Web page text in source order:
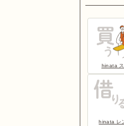
hinata
hinata レ